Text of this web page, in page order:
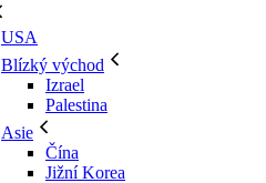
USA
Blízký východ
Izrael
Palestina
Asie
Čína
Jižní Korea